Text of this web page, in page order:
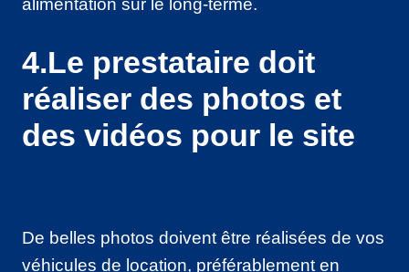
alimentation sur le long-terme.
4.Le prestataire doit
réaliser des photos et
des vidéos pour le site
De belles photos doivent être réalisées de vos
véhicules de location, préférablement en